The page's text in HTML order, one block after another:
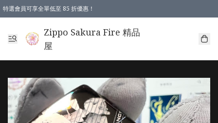
特選會員可享全單低至 85 折優惠！
Zippo Sakura Fire 精品
屋